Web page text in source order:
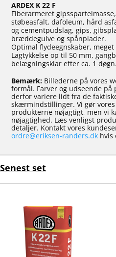
ARDEX K 22 F
Fiberarmeret
støbeasfalt, dafoleum, hård
og cementpudslag, gips,
bræddegulve og spånplader.
Optimal flydeegnskaber,
Lagtykkelse op til 50 mm,
belægningsklar efter ca. 1 døgn.
Bemærk: Billederne på vores
formål. Farver og udseende
derfor variere lidt fra de
skærmindstillinger. Vi gør
produkterne nøjagtigt, men vi
nøjagtighed. Læs venligst
detaljer. Kontakt vores
ordre@eriksen-randers.dk hvis
Senest set